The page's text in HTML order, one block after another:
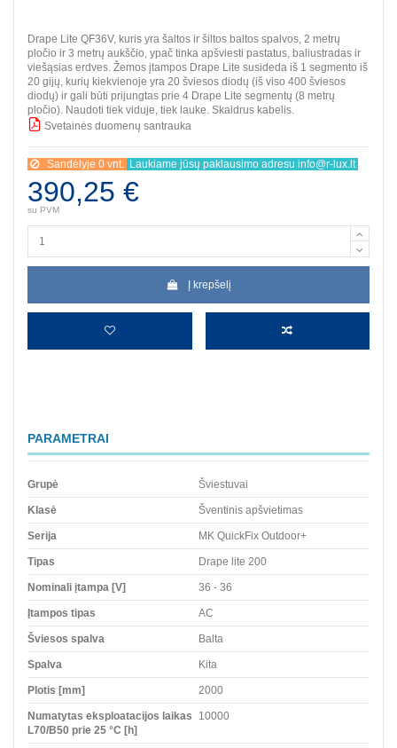
Drape Lite QF36V, kuris yra šaltos ir šiltos baltos spalvos, 2 metrų
pločio ir 3 metrų aukščio, ypač tinka apšviesti pastatus, baliustradas ir
viešąsias erdves. Žemos įtampos Drape Lite susideda iš 1 segmento iš
20 gijų, kurių kiekvienoje yra 20 šviesos diodų (iš viso 400 šviesos
diodų) ir gali būti prijungtas prie 4 Drape Lite segmentų (8 metrų
pločio). Naudoti tiek viduje, tiek lauke. Skaidrus kabelis.
Svetainės duomenų santrauka
Sandėlyje 0 vnt. Laukiame jūsų paklausimo adresu info@r-lux.lt
390,25 €
su PVM
Į krepšelį
PARAMETRAI
Grupė Šviestuvai
Klasė Šventinis apšvietimas
Serija MK QuickFix Outdoor+
Tipas Drape lite 200
Nominali įtampa [V] 36 - 36
Įtampos tipas AC
Šviesos spalva Balta
Spalva Kita
Plotis [mm] 2000
Numatytas eksploatacijos laikas
L70/B50 prie 25 °C [h]
10000